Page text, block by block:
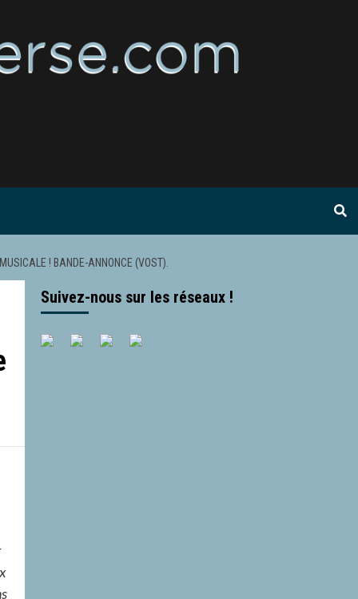
! BANDE-ANNONCE (VOST).
Suivez-nous sur les réseaux !